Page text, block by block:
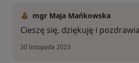
mgr Maja Mańkowska
Cieszę się, dziękuję i
30 listopada 2023